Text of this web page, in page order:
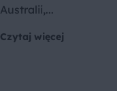
Australii,...
Czytaj więcej